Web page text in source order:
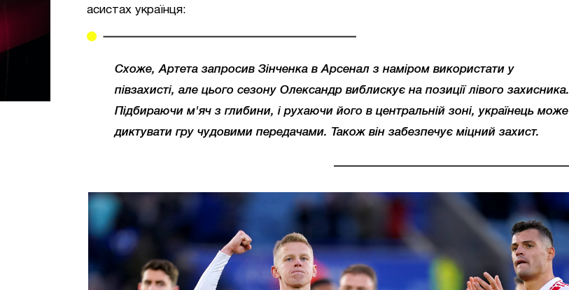
асистах українця:
Схоже, Артета запросив Зінченка в Арсенал з наміром використати у
півзахисті, але цього сезону Олександр виблискує на позиції лівого захисника.
Підбираючи м'яч з глибини, і рухаючи його в центральній зоні, українець може
диктувати гру чудовими передачами. Також він забезпечує міцний захист.